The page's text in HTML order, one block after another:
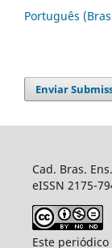
Português
Enviar
Cad. Bras.
eISSN 2175-
Este